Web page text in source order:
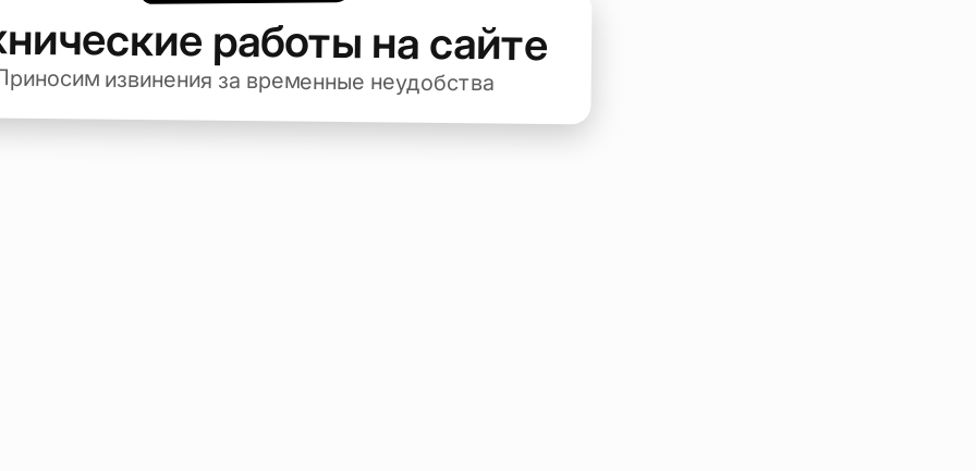
работы на сайте
извинения за временные неудобства